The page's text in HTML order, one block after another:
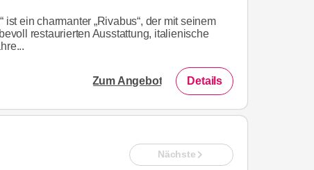
ist ein charmanter „Rivabus“, der mit seinem
restaurierten Ausstattung, italienische
Zum Angebot Details
Nächste